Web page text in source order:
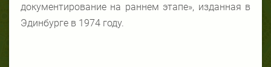
документирование на раннем этапе», изданная в
Эдинбурге в 1974 году.